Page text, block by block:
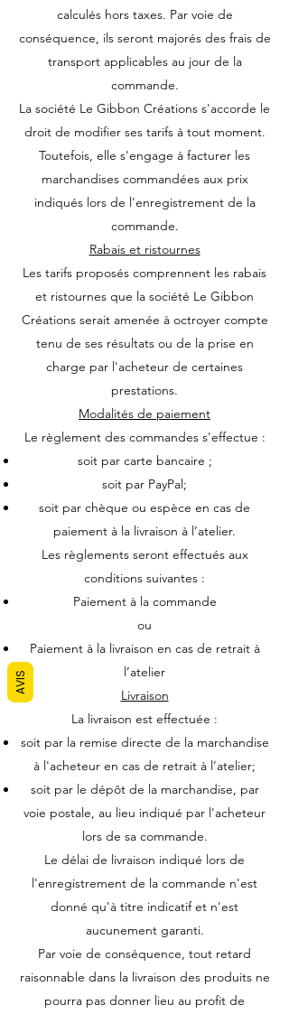
calculés hors taxes. Par voie de
conséquence, ils seront majorés des frais de
transport applicables au jour de la
commande.
La société Le Gibbon Créations s'accorde le
droit de modifier ses tarifs à tout moment.
Toutefois, elle s'engage à facturer les
marchandises commandées aux prix
indiqués lors de l'enregistrement de la
commande.
Rabais et ristournes
Les tarifs proposés comprennent les rabais
et ristournes que la société Le Gibbon
Créations serait amenée à octroyer compte
tenu de ses résultats ou de la prise en
charge par l'acheteur de certaines
prestations.
Modalités de paiement
Le règlement des commandes s'effectue :
soit par carte bancaire ;
soit par PayPal;
soit par chèque ou espèce en cas de
paiement à la livraison à l’atelier.
Les règlements seront effectués aux
conditions suivantes :
Paiement à la commande
ou
Paiement à la livraison en cas de retrait à
l’atelier
Livraison
La livraison est effectuée :
soit par la remise directe de la marchandise
à l'acheteur en cas de retrait à l’atelier;
soit par le dépôt de la marchandise, par
voie postale, au lieu indiqué par l'acheteur
lors de sa commande.
Le délai de livraison indiqué lors de
l'enregistrement de la commande n'est
donné qu'à titre indicatif et n'est
aucunement garanti.
Par voie de conséquence, tout retard
raisonnable dans la livraison des produits ne
pourra pas donner lieu au profit de
AVIS